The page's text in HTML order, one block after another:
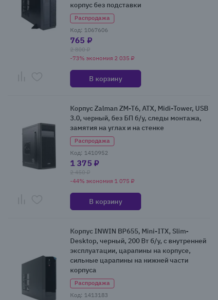
корпус без подставки
Распродажа
Код: 1067606
765 ₽
2 800 ₽
-73% экономия 2 035 ₽
В корзину
Корпус Zalman ZM-T6, ATX, Midi-Tower, USB
3.0, черный, без БП б/у, следы монтажа,
замятия на углах и на стенке
Распродажа
Код: 1410952
1 375 ₽
2 450 ₽
-44% экономия 1 075 ₽
В корзину
Корпус INWIN BP655, Mini-ITX, Slim-
Desktop, черный, 200 Вт б/у, с внутренней
эксплуатации, царапины на корпусе,
сильные царапины на нижней части
корпуса
Распродажа
Код: 1413183